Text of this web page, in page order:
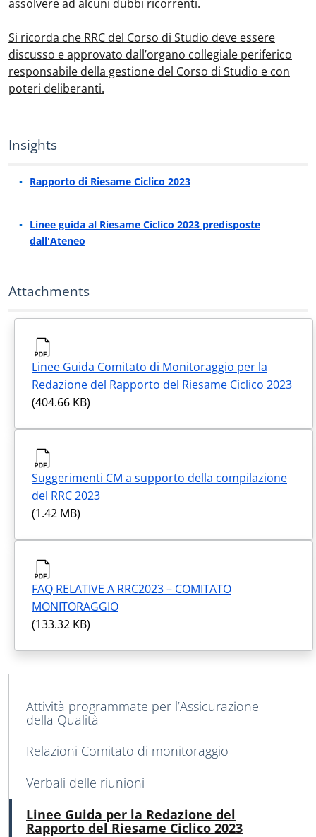
assolvere ad alcuni dubbi ricorrenti.
Si ricorda che RRC del Corso di Studio deve essere
discusso e approvato dall’organo collegiale periferico
responsabile della gestione del Corso di Studio e con
poteri deliberanti.
Insights
Rapporto di Riesame Ciclico 2023
Linee guida al Riesame Ciclico 2023 predisposte
dall'Ateneo
Attachments
Linee Guida Comitato di Monitoraggio per la
Redazione del Rapporto del Riesame Ciclico 2023
(404.66 KB)
Suggerimenti CM a supporto della compilazione
del RRC 2023
(1.42 MB)
FAQ RELATIVE A RRC2023 – COMITATO
MONITORAGGIO
(133.32 KB)
MENU CEV SECOND NAVIGATION
Attività programmate per l’Assicurazione
della Qualità
Relazioni Comitato di monitoraggio
Verbali delle riunioni
Linee Guida per la Redazione del
Rapporto del Riesame Ciclico 2023